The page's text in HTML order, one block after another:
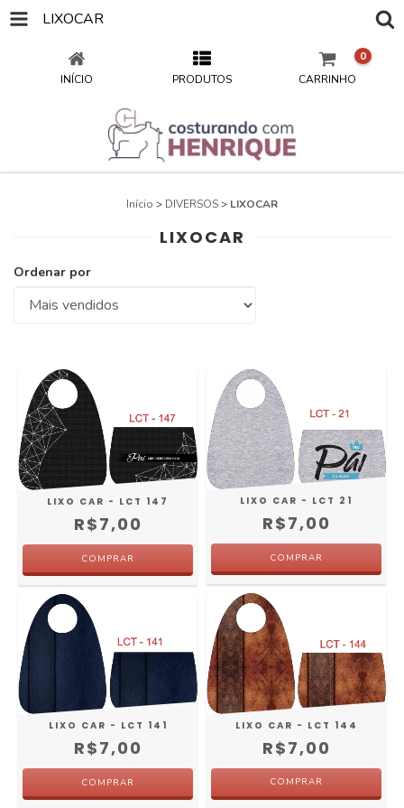
LIXOCAR
INÍCIO PRODUTOS CARRINHO
0
Início > DIVERSOS> LIXOCAR
LIXOCAR
Ordenar por
LIXO CAR - LCT 147
R$7,00
LIXO CAR - LCT 21
R$7,00
LIXO CAR - LCT 141
R$7,00
LIXO CAR - LCT 144
R$7,00